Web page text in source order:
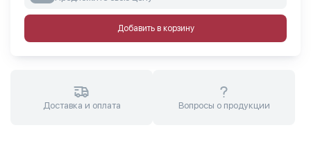
Добавить в корзину
Доставка и оплата Вопросы о продукции